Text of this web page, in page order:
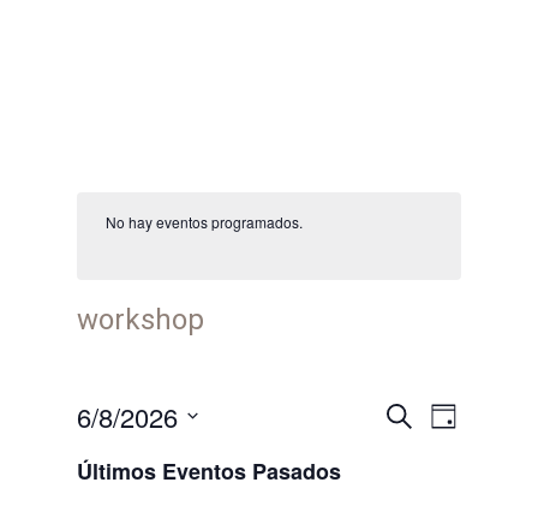
No hay eventos programados.
workshop
Buscar
de
Día
6/8/2026
fecha.
Últimos Eventos Pasados